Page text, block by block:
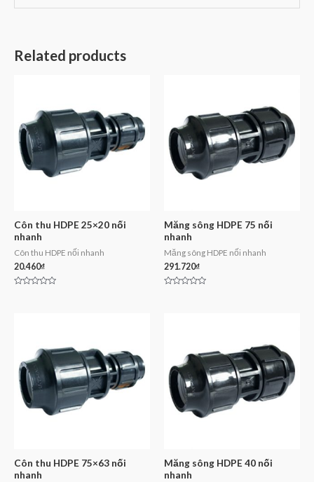
Related products
Côn thu HDPE 25×20 nối
nhanh
Côn thu HDPE nối nhanh
20.460₫
Măng sông HDPE 75 nối
nhanh
Măng sông HDPE nối nhanh
291.720₫
Côn thu HDPE 75×63 nối
nhanh
Măng sông HDPE 40 nối
nhanh